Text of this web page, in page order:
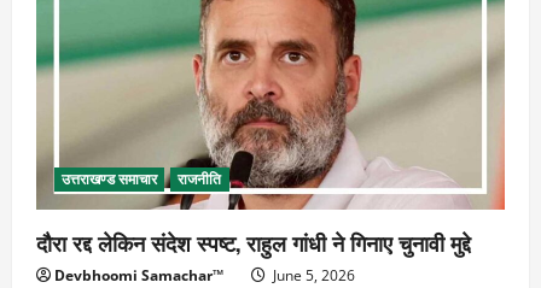
हस्तांतरित,
बढ़ी
जंगलों
की
उत्तराखण्ड समाचार राजनीति
दौरा रद्द लेकिन संदेश स्पष्ट, राहुल गांधी ने गिनाए चुनावी मुद्दे
Devbhoomi Samachar™ June 5, 2026